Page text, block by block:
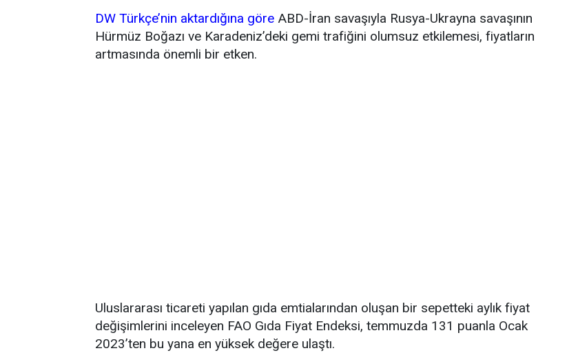
DW Türkçe’nin aktardığına göre ABD-İran savaşıyla Rusya-Ukrayna savaşının
Hürmüz Boğazı ve Karadeniz’deki gemi trafiğini olumsuz etkilemesi, fiyatların
artmasında önemli bir etken.
Uluslararası ticareti yapılan gıda emtialarından oluşan bir sepetteki aylık fiyat
değişimlerini inceleyen FAO Gıda Fiyat Endeksi, temmuzda 131 puanla Ocak
2023’ten bu yana en yüksek değere ulaştı.